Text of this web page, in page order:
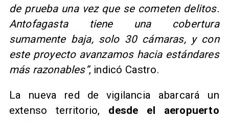
de prueba una vez que se cometen delitos.
Antofagasta tiene una cobertura
sumamente baja, solo 30 cámaras, y con
este proyecto avanzamos hacia estándares
más razonables”, indicó Castro.
La nueva red de vigilancia abarcará un
extenso territorio, desde el aeropuerto